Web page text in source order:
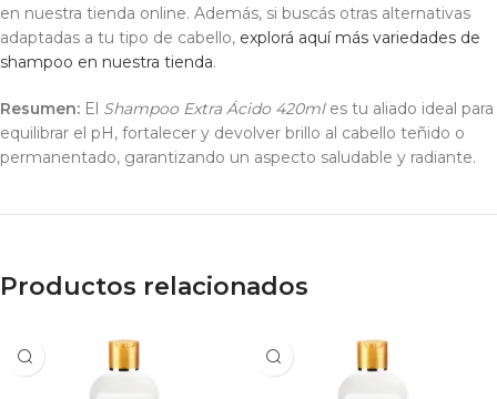
en nuestra tienda online. Además, si buscás otras alternativas
adaptadas a tu tipo de cabello, explorá aquí más variedades de
shampoo en nuestra tienda.
Resumen: El Shampoo Extra Ácido 420mles tu aliado ideal para
equilibrar el pH, fortalecer y devolver brillo al cabello teñido o
permanentado, garantizando un aspecto saludable y radiante.
Productos relacionados